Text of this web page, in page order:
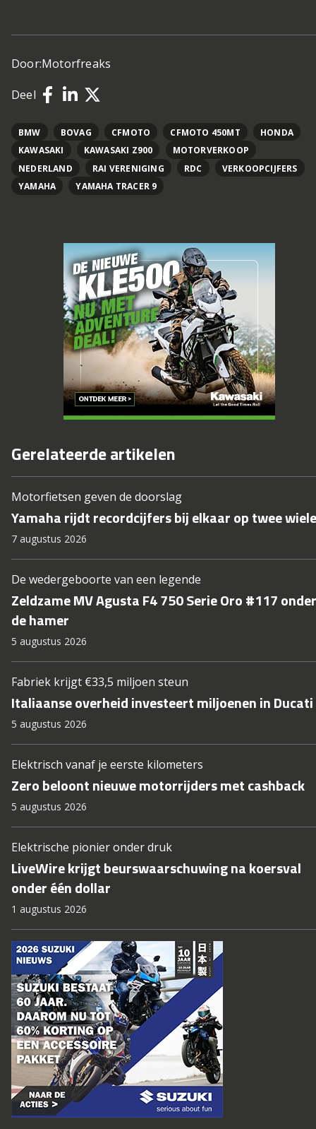
Door:Motorfreaks
Deel
BMW BOVAG CFMOTO CFMOTO 450MT
HONDA
KAWASAKI
KAWASAKI Z900
MOTORVERKOOP
NEDERLAND
RAI VERENIGING RDC
VERKOOPCIJFERS
YAMAHA
YAMAHA TRACER 9
Gerelateerde artikelen
Motorfietsen geven de doorslag
Yamaha rijdt recordcijfers bij elkaar op twee
7 augustus 2026
De wedergeboorte van een legende
Zeldzame MV Agusta F4 750 Serie Oro #117 onder
de hamer
5 augustus 2026
Fabriek krijgt €33,5 miljoen steun
Italiaanse overheid investeert miljoenen in Ducati
5 augustus 2026
Elektrisch vanaf je eerste kilometers
Zero beloont nieuwe motorrijders met cashback
5 augustus 2026
Elektrische pionier onder druk
LiveWire krijgt beurswaarschuwing na koersval
onder één dollar
1 augustus 2026